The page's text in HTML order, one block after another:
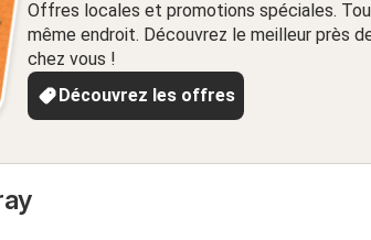
Offres locales et promotions spéciales.
même endroit. Découvrez le meilleur près
chez vous !
Découvrez les offres